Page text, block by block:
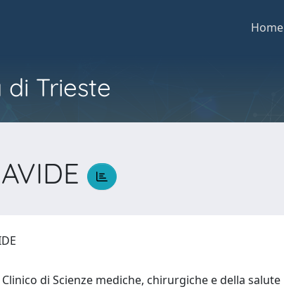
Home
Trieste
di Scienze mediche, chirurgiche e della salute